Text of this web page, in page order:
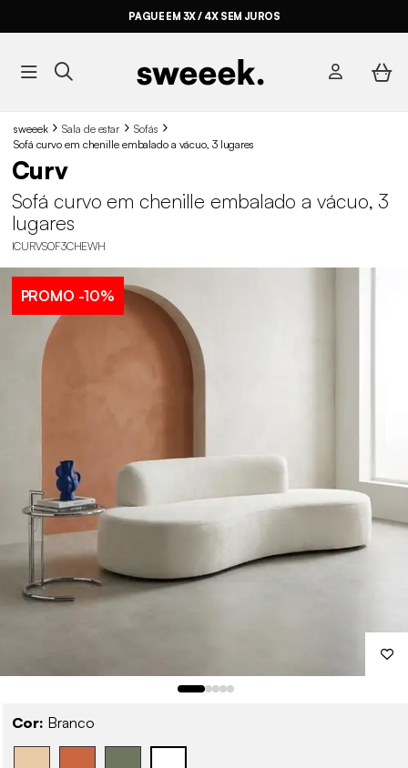
PAGUE EM 3X / 4X SEM JUROS
sweeek Sala de estar
Sofás
Sofá curvo em chenille embalado a vácuo, 3 lugares
Curv
Sofá curvo em chenille embalado a vácuo, 3
lugares
ICURVSOF3CHEWH
PROMO -10%
Cor: Branco